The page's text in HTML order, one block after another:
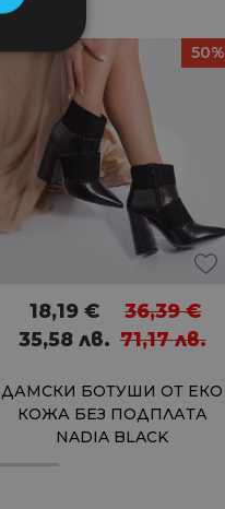
50%
ДАМСКИ БОТУШИ ОТ ЕКО
КОЖА БЕЗ ПОДПЛАТА
NADIA BLACK
18,19 €
35,58 лв.
36,39€
71,17лв.